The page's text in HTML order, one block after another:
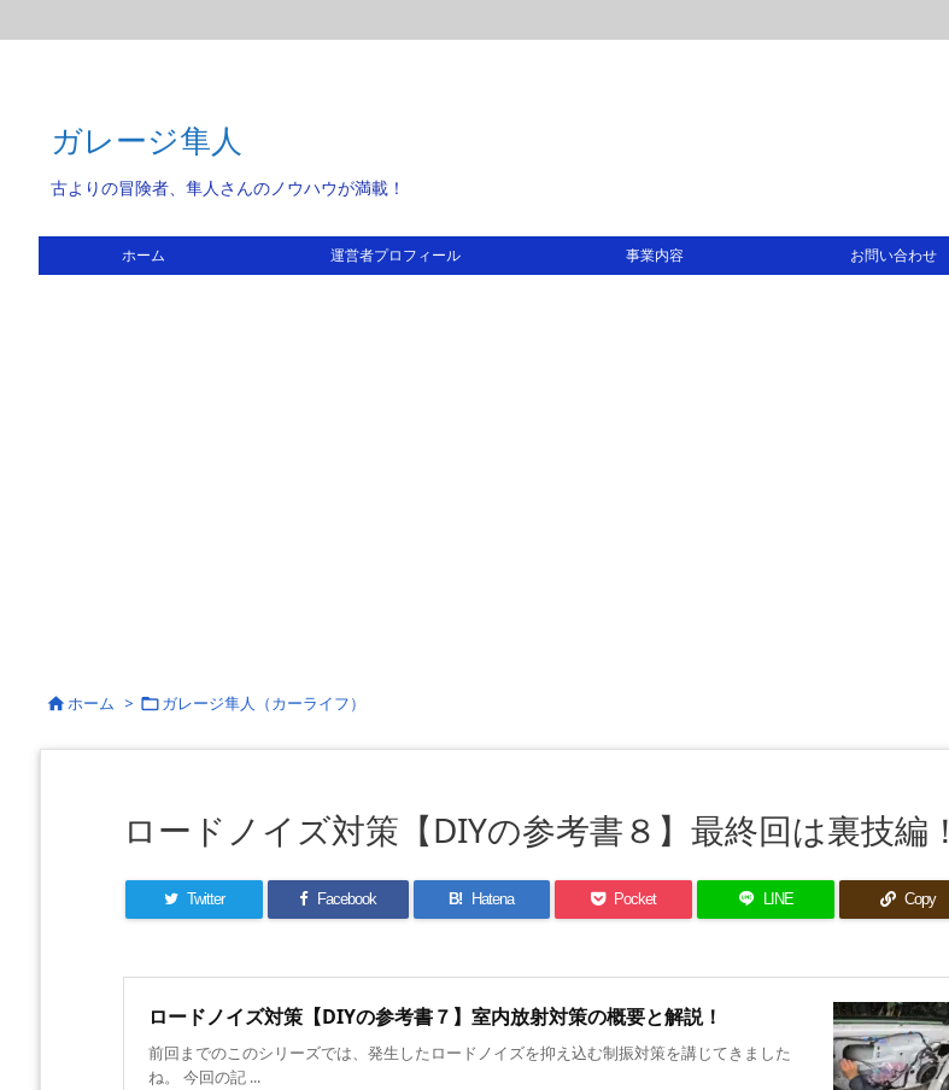
ガレージ隼人
古よりの冒険者、隼人さんのノウハウが満載！
ホーム 運営者プロフィール 事業内容 お問い合わせ
ホーム > ガレージ隼人（カーライフ）
ロードノイズ対策【DIYの参考書８】最終回は裏技編！
Twitter Facebook B! Hatena Pocket LINE Copy
ロードノイズ対策【DIYの参考書７】室内放射対策の概要と解説！
前回までのこのシリーズでは、発生したロードノイズを抑え込む制振対策を講じてきました
ね。 今回の記 ...